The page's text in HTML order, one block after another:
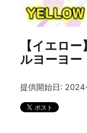
【イエロ
ルヨーヨー
提供開始日: